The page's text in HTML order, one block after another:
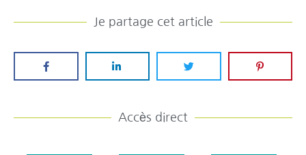
Je partage cet article
Accès direct